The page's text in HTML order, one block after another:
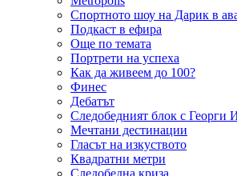
Спортното шоу на Дарик в
Подкаст в ефира
Още по темата
Портрети на успеха
Как да живеем до 100?
Финес
Дебатът
Следобедният блок с Георги
Мечтани дестинации
Гласът на изкуството
Квадратни метри
Следобедна криза